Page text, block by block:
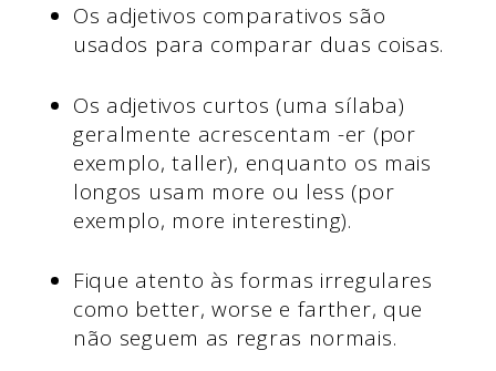
Os adjetivos comparativos são
usados para comparar duas coisas.
Os adjetivos curtos (uma sílaba)
geralmente acrescentam -er (por
exemplo, taller), enquanto os mais
longos usam more ou less (por
exemplo, more interesting).
Fique atento às formas irregulares
como better, worse e farther, que
não seguem as regras normais.